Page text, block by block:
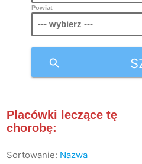
Powiat
search
Placówki leczące tę
chorobę:
Sortowanie: Nazwa